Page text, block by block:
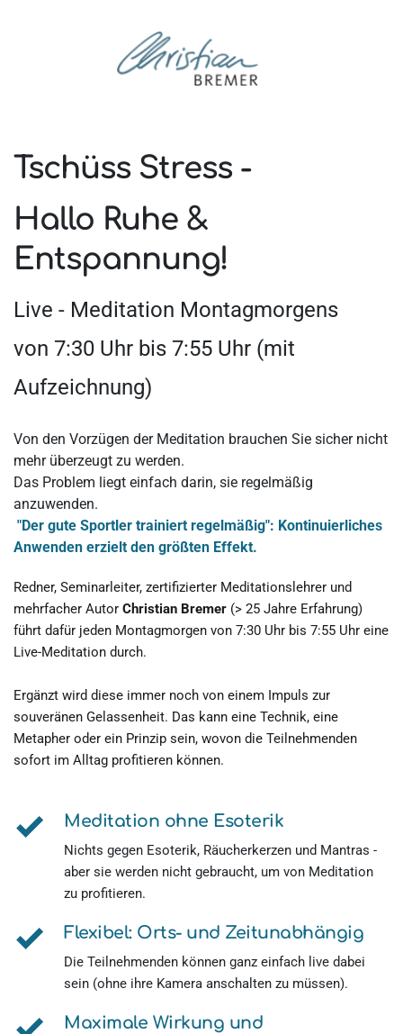
Tschüss Stress -
Hallo Ruhe &
Entspannung!
Live - Meditation Montagmorgens
von 7:30 Uhr bis 7:55 Uhr (mit
Aufzeichnung)
Von den Vorzügen der Meditation brauchen Sie sicher nicht
mehr überzeugt zu werden.
Das Problem liegt einfach darin, sie regelmäßig
anzuwenden.
Anwenden erzielt den größten Effekt.
Redner, Seminarleiter, zertifizierter Meditationslehrer und
mehrfacher Autor Christian Bremer (> 25 Jahre Erfahrung)
führt dafür jeden Montagmorgen von 7:30 Uhr bis 7:55 Uhr eine
Live-Meditation durch.
Ergänzt wird diese immer noch von einem Impuls zur
souveränen Gelassenheit. Das kann eine Technik, eine
Metapher oder ein Prinzip sein, wovon die Teilnehmenden
sofort im Alltag profitieren können.
Meditation ohne Esoterik
Nichts gegen Esoterik, Räucherkerzen und Mantras -
aber sie werden nicht gebraucht, um von Meditation
zu profitieren.
Flexibel: Orts- und Zeitunabhängig
Die Teilnehmenden können ganz einfach live dabei
sein (ohne ihre Kamera anschalten zu müssen).
Maximale Wirkung und